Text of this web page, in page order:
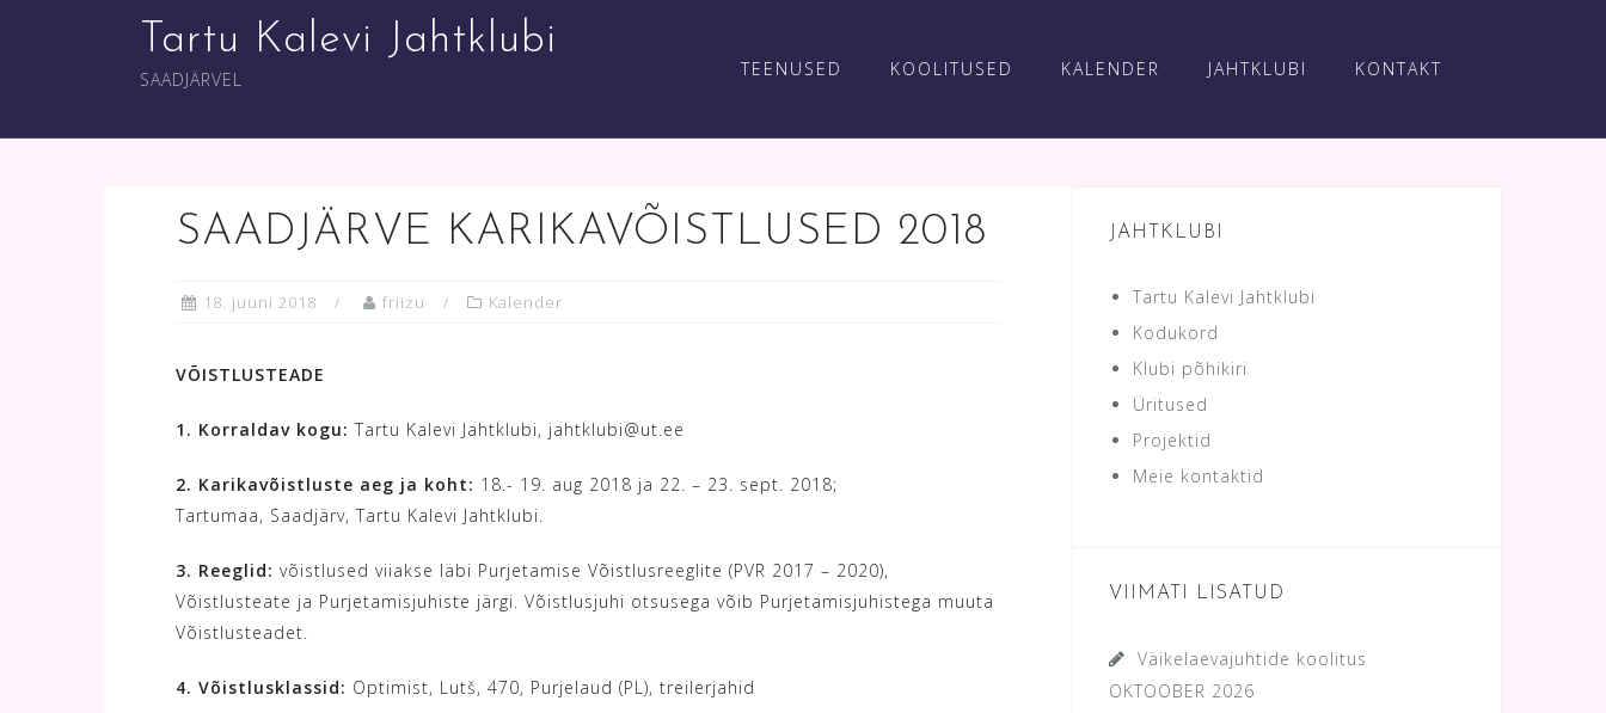
Tartu Kalevi Jahtklubi
SAADJÄRVEL TEENUSED KOOLITUSED KALENDER JAHTKLUBI KONTAKT
SAADJÄRVE KARIKAVÕISTLUSED 2018
18. juuni 2018 friizu Kalender
VÕISTLUSTEADE
1. Korraldav kogu: Tartu Kalevi Jahtklubi, jahtklubi@ut.ee
2. Karikavõistluste aeg ja koht: 18.- 19. aug 2018 ja 22. – 23. sept. 2018;
Tartumaa, Saadjärv, Tartu Kalevi Jahtklubi.
3. Reeglid: võistlused viiakse läbi Purjetamise Võistlusreeglite (PVR 2017 – 2020),
Võistlusteate ja Purjetamisjuhiste järgi. Võistlusjuhi otsusega võib Purjetamisjuhistega muuta
Võistlusteadet.
4. Võistlusklassid: Optimist, Lutš, 470, Purjelaud (PL), treilerjahid
JAHTKLUBI
Tartu Kalevi Jahtklubi
Kodukord
Klubi põhikiri
Üritused
Projektid
Meie kontaktid
VIIMATI LISATUD
Väikelaevajuhtide koolitus
OKTOOBER 2026